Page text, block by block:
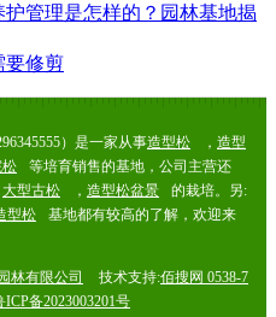
管理是怎样的？园林基地揭
要修剪
）是一家从事造型松 ， 造型
松
等培育销售的基地，公司主营还
大型古松 ， 造型松盆景
的栽培。另:
型松
基地都有较高的了解，欢迎来
林有限公司 技术支持:佰搜网 0538-7
ICP备2023003201号